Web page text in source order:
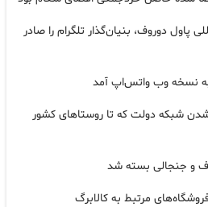
پاول دوروف، بنیان‌گذار تلگرام را صادر
نسخه وب واتس‌اپ آمد
شبکه دولت که تا روستاهای کشور
و جنجالی بسته شد
مرتبط به کالابرگ